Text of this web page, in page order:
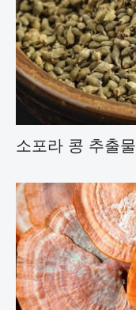
소포라 콩 추출물